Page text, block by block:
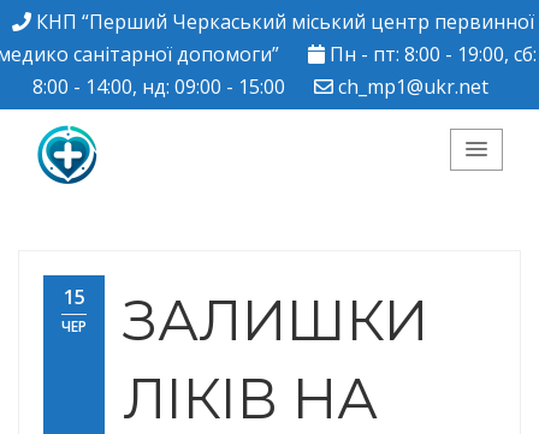
КНП “Перший Черкаський міський центр первинної
санітарної допомоги”
Пн - пт: 8:00 - 19:00, сб:
8:00 - 14:00, нд: 09:00 - 15:00
ch_mp1@ukr.net
Черкаський міський
центр ПМСД"
15
ЧЕР
ЗАЛИШКИ
ЛІКІВ НА